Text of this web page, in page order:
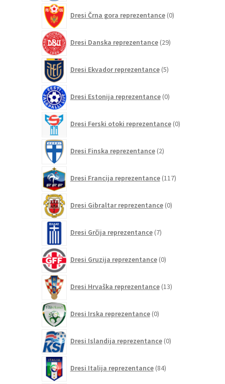
Dresi Črna gora reprezentance 0izdelkov
Dresi Danska reprezentance 29izdelkov
Dresi Ekvador reprezentance 5izdelkov
Dresi Estonija reprezentance 0izdelkov
Dresi Ferski otoki reprezentance 0izdelkov
Dresi Finska reprezentance 2izdelka
Dresi Francija reprezentance 117izdelkov
Dresi Gibraltar reprezentance 0izdelkov
Dresi Grčija reprezentance 7izdelkov
Dresi Gruzija reprezentance 0izdelkov
Dresi Hrvaška reprezentance 13izdelkov
Dresi Irska reprezentance 0izdelkov
Dresi Islandija reprezentance 0izdelkov
Dresi Italija reprezentance 84izdelkov